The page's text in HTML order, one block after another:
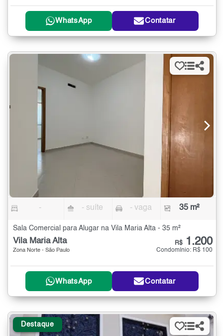
WhatsApp Contatar
- - suíte - vaga 35 m²
Sala Comercial para Alugar na Vila Maria Alta - 35 m²
Vila Maria Alta
Zona Norte - São Paulo
R$ 1.200
Condomínio: R$ 100
WhatsApp Contatar
Destaque